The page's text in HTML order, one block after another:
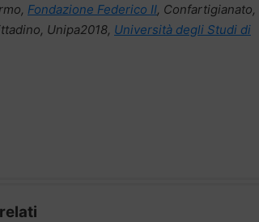
Fondazione Federico II, Confartigianato,
Unipa2018, Università degli Studi di